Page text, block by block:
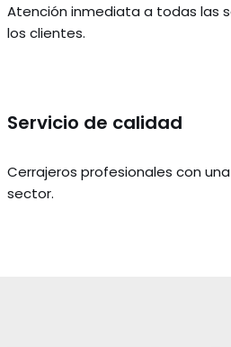
Atención inmediata a todas las
los clientes.
Servicio de calidad
Cerrajeros profesionales con
sector.